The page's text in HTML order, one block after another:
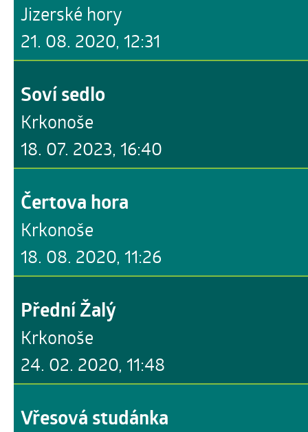
21. 08. 2020, 12:31
Jizerské hory
18. 07. 2023, 16:40
Soví sedlo
Krkonoše
18. 08. 2020, 11:26
Čertova hora
Krkonoše
24. 02. 2020, 11:48
Přední Žalý
Krkonoše
Vřesová studánka